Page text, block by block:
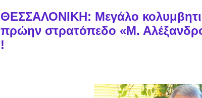
ΘΕΣΣΑΛΟΝΙΚΗ: Μεγάλο
πρώην στρατόπεδο «Μ.
!